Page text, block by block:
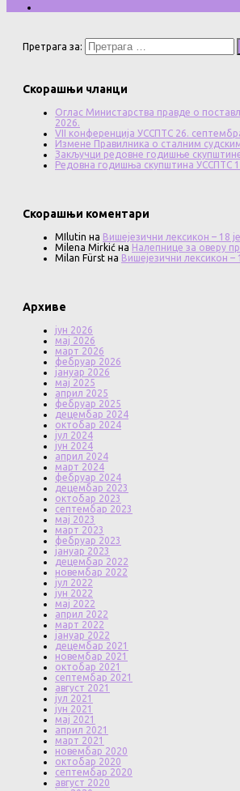
Претрага за:
Скорашњи чланци
Оглас Министарства правде о
2026.
VII конференција УССПТС 26.
Измене Правилника о сталним
Закључци редовне годишње
Редовна годишња скупштина УССПТС
Скорашњи коментари
MIlutin на Вишејезични лексикон – 18
Milena Mirkić на Налепнице за оверу
Milan Fürst на Вишејезични лексикон –
Архиве
јун 2026
мај 2026
март 2026
фебруар 2026
јануар 2026
мај 2025
април 2025
фебруар 2025
децембар 2024
октобар 2024
јул 2024
јун 2024
април 2024
март 2024
фебруар 2024
децембар 2023
октобар 2023
септембар 2023
мај 2023
март 2023
фебруар 2023
јануар 2023
децембар 2022
новембар 2022
јул 2022
јун 2022
мај 2022
април 2022
март 2022
јануар 2022
децембар 2021
новембар 2021
октобар 2021
септембар 2021
август 2021
јул 2021
јун 2021
мај 2021
април 2021
март 2021
новембар 2020
октобар 2020
септембар 2020
август 2020